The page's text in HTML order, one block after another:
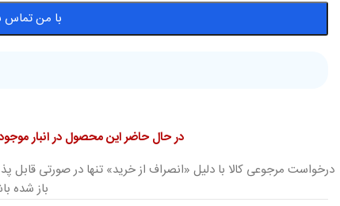
با من تماس
در حال حاضر این محصول در انبار
درخواست مرجوعی کالا با دلیل «انصراف از خرید» تنها در صورتی
باز شده